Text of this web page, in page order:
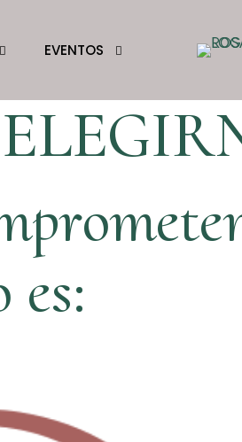
EVENTOS
es: